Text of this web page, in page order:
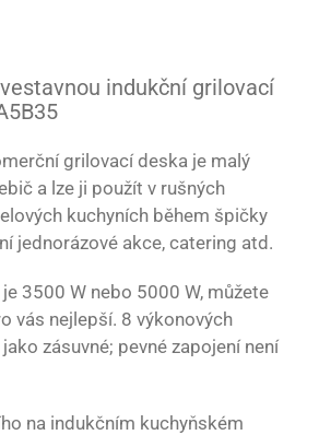
indukční grilovací
grilovací deska je malý
a lze ji použít v rušných
kuchyních během špičky
jednorázové akce, catering atd.
3500 W nebo 5000 W, můžete
vás nejlepší. 8 výkonových
zásuvné; pevné zapojení není
na indukčním kuchyňském